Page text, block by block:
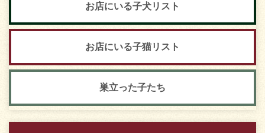
お店にいる子犬リスト
お店にいる子猫リスト
巣立った子たち